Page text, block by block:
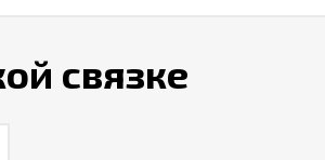
связке